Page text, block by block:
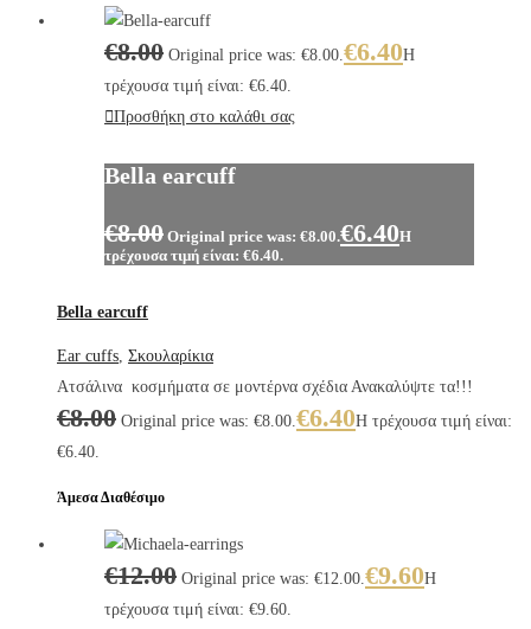
€8.00 Original price was: €8.00. €6.40Η
τρέχουσα τιμή είναι: €6.40.
Προσθήκη στο καλάθι σας
Bella earcuff
€8.00 Original price was: €8.00.€6.40Η
τρέχουσα τιμή είναι: €6.40.
Bella earcuff
Ear cuffs Σκουλαρίκια
Ατσάλινα κοσμήματα σε μοντέρνα σχέδια Ανακαλύψτε τα!!!
€8.00 Original price was: €8.00. €6.40Η τρέχουσα τιμή είναι:
€6.40.
Άμεσα Διαθέσιμο
€12.00 Original price was: €12.00. €9.60Η
τρέχουσα τιμή είναι: €9.60.